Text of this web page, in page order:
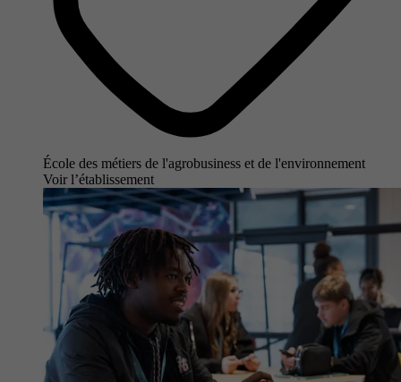
École des métiers de l'agrobusiness et de l'environnement
Voir l’établissement